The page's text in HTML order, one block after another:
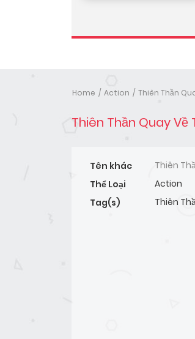
Home Action Thiên Thần
Thiên Thần Quay Về
Tên khác
Thiên
Thể Loại
Action
Tag(s)
Thiên